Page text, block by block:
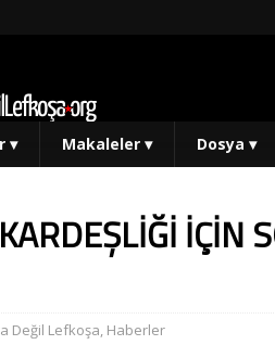
▾ Makaleler ▾ Dosya ▾
İÇİN
Değil Lefkoşa, Haberler